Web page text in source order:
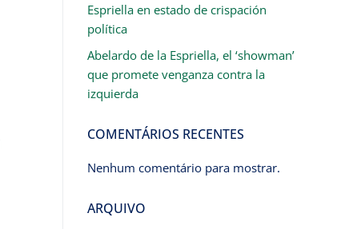
Espriella en estado de crispación
política
Abelardo de la Espriella, el ‘showman’
que promete venganza contra la
izquierda
COMENTÁRIOS RECENTES
Nenhum comentário para mostrar.
ARQUIVO